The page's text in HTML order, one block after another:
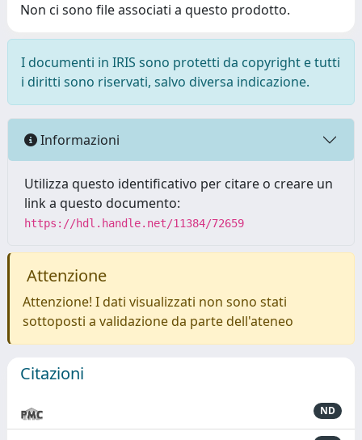
Non ci sono file associati a questo prodotto.
I documenti in IRIS sono protetti da copyright e tutti
i diritti sono riservati, salvo diversa indicazione.
Informazioni
Utilizza questo identificativo per citare o creare un
link a questo documento:
https://hdl.handle.net/11384/72659
Attenzione
Attenzione! I dati visualizzati non sono stati
sottoposti a validazione da parte dell'ateneo
Citazioni
ND